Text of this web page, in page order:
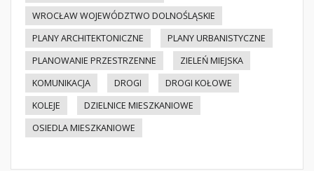
WROCŁAW WOJEWÓDZTWO DOLNOŚLĄSKIE
PLANY ARCHITEKTONICZNE
PLANY URBANISTYCZNE
PLANOWANIE PRZESTRZENNE
ZIELEŃ MIEJSKA
KOMUNIKACJA
DROGI
DROGI KOŁOWE
KOLEJE
DZIELNICE MIESZKANIOWE
OSIEDLA MIESZKANIOWE